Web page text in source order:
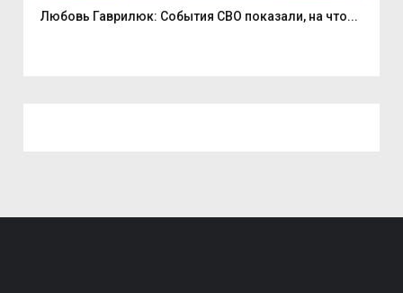
Любовь Гаврилюк: События СВО показали, на что...